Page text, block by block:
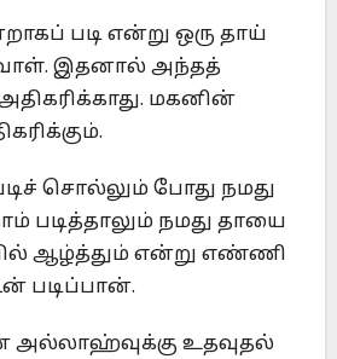
படி என்று ஒரு தாய்
இதனால் அந்தத்
மகனின்
சொல்லும் போது நமது
படித்தாலும் நமது தாயை
ஆழ்த்தும் என்று எண்ணி
படிப்பான்.
அல்லாஹ்வுக்கு உதவுதல்